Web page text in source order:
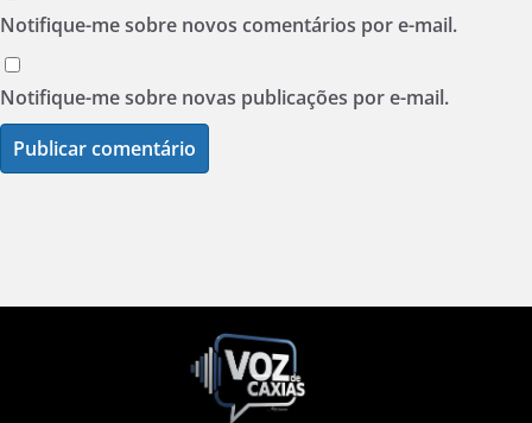
Notifique-me sobre novos comentários por e-mail.
Notifique-me sobre novas publicações por e-mail.